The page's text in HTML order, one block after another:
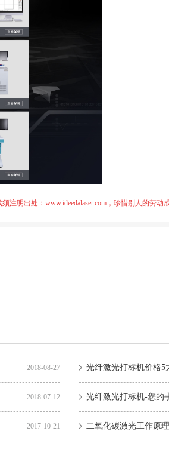
注明出处： www.ideedalaser.com，珍惜别人的劳动
2018-08-27 光纤激光打标机价格5
2018-07-12 光纤激光打标机-您的
2017-10-21 二氧化碳激光工作原